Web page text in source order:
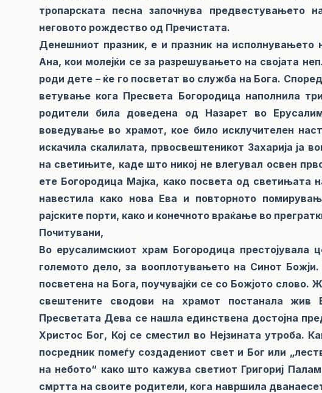
тропарската песна започнува предвестувањето
неговото рождество од Пречистата.
Денешниот празник, е и празник на
Ана, кои молејќи се за разрешувањето на својата
роди дете – ќе го посветат во служба на Бога.
ветување кога Пресвета Богородица наполнила
родители била доведена од Назарет во
воведување во храмот, кое било исклучителен
искачила скалилата, првосвештеникот Захарија ја
на светињите, каде што никој не влегувал освен
ете Богородица Мајка, како посвета од светињата
навестила како нова Ева и повторното
рајските порти, како и конечното враќање во
Почитувани,
Во ерусалимскиот храм Богородица престојувала
големото дело, за вооплотувањето на Синот
посветена на Бога, поучувајќи се со Божјото слово.
свештените сводови на храмот постанала жив
Пресветата Дева се нашла единствена достојна
Христос Бог, Кој се сместил во Нејзината утроба.
посредник помеѓу создадениот свет и Бог или
на небото“ како што кажува светиот Григориј
смртта на своите родители, кога навршила